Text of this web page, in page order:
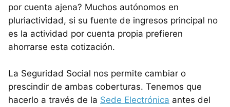
por cuenta ajena? Muchos autónomos en
pluriactividad, si su fuente de ingresos principal no
es la actividad por cuenta propia prefieren
ahorrarse esta cotización.
La Seguridad Social nos permite cambiar o
prescindir de ambas coberturas. Tenemos que
hacerlo a través de la Sede Electrónica antes del